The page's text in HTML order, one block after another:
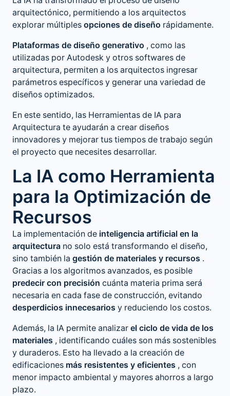
arquitectónico, permitiendo a los arquitectos
explorar múltiples opciones de diseño rápidamente.
Plataformas de diseño generativo , como las
utilizadas por Autodesk y otros softwares de
arquitectura, permiten a los arquitectos ingresar
parámetros específicos y generar una variedad de
diseños optimizados.
En este sentido, las Herramientas de IA para
Arquitectura te ayudarán a crear diseños
innovadores y mejorar tus tiempos de trabajo según
el proyecto que necesites desarrollar.
La IA como Herramienta
para la Optimización de
Recursos
La implementación de inteligencia artificial en la
arquitectura no solo está transformando el diseño,
sino también la gestión de materiales y recursos .
Gracias a los algoritmos avanzados, es posible
predecir con precisión cuánta materia prima será
necesaria en cada fase de construcción, evitando
desperdicios innecesarios y reduciendo los costos.
Además, la IA permite analizar el ciclo de vida de los
materiales , identificando cuáles son más sostenibles
y duraderos. Esto ha llevado a la creación de
edificaciones más resistentes y eficientes , con
menor impacto ambiental y mayores ahorros a largo
plazo.